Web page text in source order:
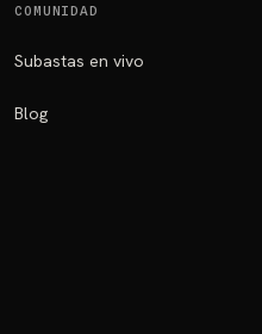
COMUNIDAD
Subastas en vivo
Blog